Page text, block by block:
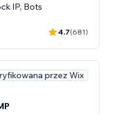
IP, Bots
4.7(681)
przez Wix